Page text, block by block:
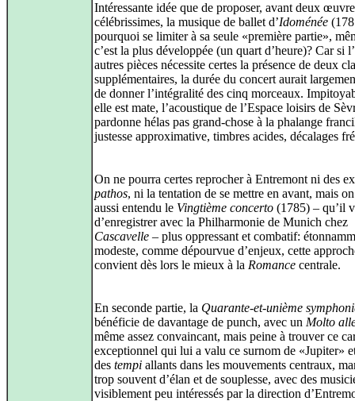
Intéressante idée que de proposer, avant deux
célébrissimes, la musique de ballet d’Idoménée
pourquoi se limiter à sa seule «première partie»,
c’est la plus développée (un quart d’heure)? Car si
autres pièces nécessite certes la présence de deux
supplémentaires, la durée du concert aurait
de donner l’intégralité des cinq morceaux.
elle est mate, l’acoustique de l’Espace loisirs de
pardonne hélas pas grand-chose à la phalange
justesse approximative, timbres acides, décalages
On ne pourra certes reprocher à Entremont ni des
pathos, ni la tentation de se mettre en avant, mais
aussi entendu le Vingtième concerto (1785) – qu’il
d’enregistrer avec la Philharmonie de Munich chez
Cascavelle – plus oppressant et combatif:
modeste, comme dépourvue d’enjeux, cette
convient dès lors le mieux à la Romance centrale.
En seconde partie, la Quarante-et-unième
bénéficie de davantage de punch, avec un Molto
même assez convaincant, mais peine à trouver ce
exceptionnel qui lui a valu ce surnom de «Jupiter»
des tempi allants dans les mouvements centraux,
trop souvent d’élan et de souplesse, avec des
visiblement peu intéressés par la direction